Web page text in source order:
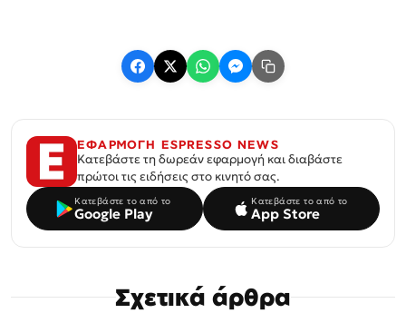
ΕΦΑΡΜΟΓΗ ESPRESSO NEWS
Κατεβάστε τη δωρεάν εφαρμογή και διαβάστε
πρώτοι τις ειδήσεις στο κινητό σας.
Κατεβάστε το από το
Google Play
Κατεβάστε το από το
App Store
Σχετικά άρθρα